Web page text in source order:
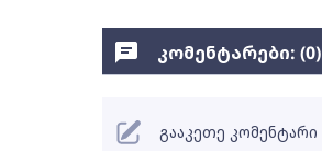
კომენტარები: (0)
გააკეთე კომენტარი